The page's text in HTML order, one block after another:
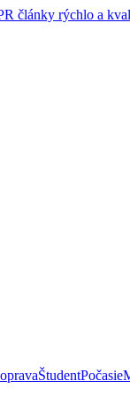
články rýchlo a
ŠtudentPočasie